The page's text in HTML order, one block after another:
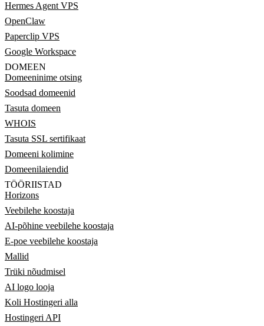
Hermes Agent VPS
OpenClaw
Paperclip VPS
Google Workspace
DOMEEN
Domeeninime otsing
Soodsad domeenid
Tasuta domeen
WHOIS
Tasuta SSL sertifikaat
Domeeni kolimine
Domeenilaiendid
TÖÖRIISTAD
Horizons
Veebilehe koostaja
AI-põhine veebilehe koostaja
E-poe veebilehe koostaja
Mallid
Trüki nõudmisel
AI logo looja
Koli Hostingeri alla
Hostingeri API